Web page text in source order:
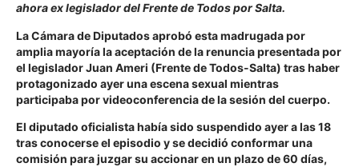
ahora ex legislador del Frente de Todos por Salta.
La Cámara de Diputados aprobó esta madrugada por
amplia mayoría la aceptación de la renuncia presentada por
el legislador Juan Ameri (Frente de Todos-Salta) tras haber
protagonizado ayer una escena sexual mientras
participaba por videoconferencia de la sesión del cuerpo.
El diputado oficialista había sido suspendido ayer a las 18
tras conocerse el episodio y se decidió conformar una
comisión para juzgar su accionar en un plazo de 60 días,